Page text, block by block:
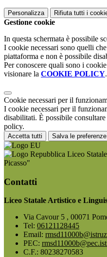
Personalizza Rifiuta tutti i
Gestione cookie
In questa schermata è possibile
I cookie necessari sono quelli
piattaforma e non è possibile
Per conoscere quali sono i
visionare la COOKIE POLICY.
Cookie necessari per il
I cookie necessari per il
disabilitati. È possibile
policy.
Accetta tutti Salva le preferenze
Liceo
Picasso"
Contatti
Liceo Statale Artistico e
Via Cavour 5 , 00071
Tel: 06121128445
Email:
PEC:
C.F.: 80238270583